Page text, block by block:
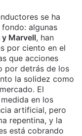
se ha
algunas
Marvell, han
por ciento en el
que acciones
por detrás de los
la solidez como
El
en los
artificial, pero
repentina, y la
está cobrando